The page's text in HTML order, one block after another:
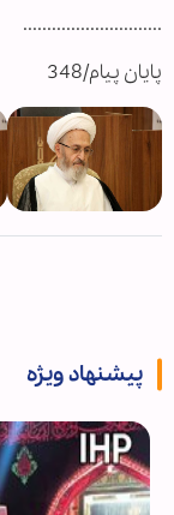
.............................
پایان پیام/348
پیشنهاد ویژه